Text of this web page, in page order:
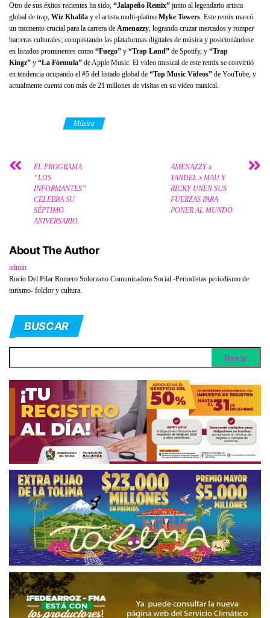
Otro de sus éxitos recientes ha sido, “Jalapeño Remix” junto al legendario artista
global de trap, Wiz Khalifa y el artista multi-platino Myke Towers . Este remix marcó
un momento crucial para la carrera de Amenazzy , logrando cruzar mercados y romper
barreras culturales; conquistando las plataformas digitales de música y posicionándose
en listados prominentes como “Fuego” y “Trap Land” de Spotify, y “Trap
Kingz” y “La Fórmula” de Apple Music. El video musical de este remix se convirtió
en tendencia ocupando el #5 del listado global de “Top Music Videos” de YouTube, y
actualmente cuenta con más de 21 millones de visitas en su video musical.
Música
EL PROGRAMA
“LOS
INFORMANTES”
CELEBRA SU
SÉPTIMO
ANIVERSARIO.
AMENAZZY x
YANDEL x MAU Y
RICKY UNEN SUS
FUERZAS PARA
PONER AL MUNDO
About The Author
admin
Rocio Del Pilar Romero Solorzano Comunicadora Social -Periodistas periodismo de
turismo- folclor y cultura.
BUSCAR